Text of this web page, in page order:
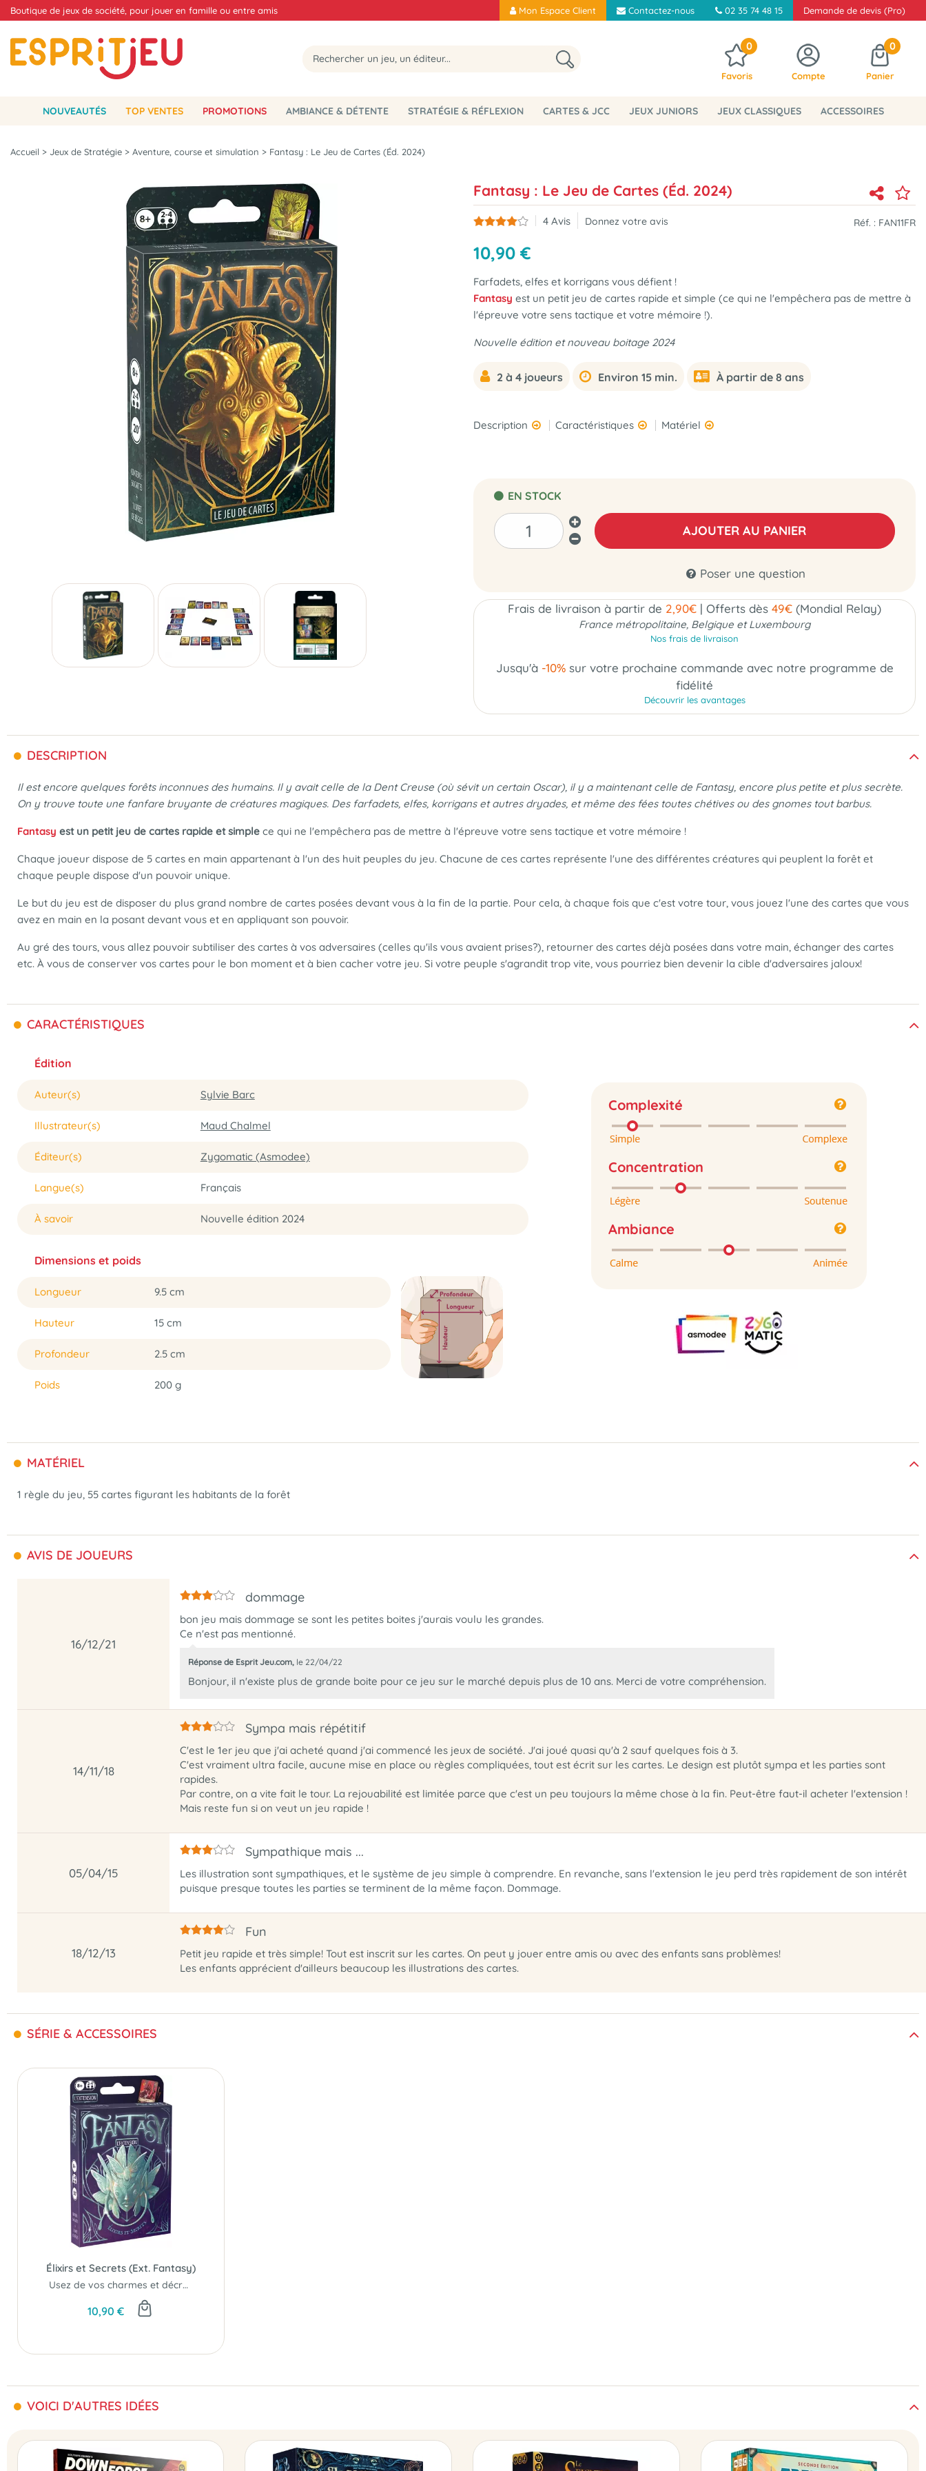
Boutique de jeux de société, pour jouer en famille ou entre amis Mon Espace Client Contactez-nous 02 35 74 48 15 Demande de devis (Pro)
0
Favoris Compte
0
Panier
NOUVEAUTÉS TOP VENTES PROMOTIONS AMBIANCE & DÉTENTE STRATÉGIE & RÉFLEXION CARTES & JCC JEUX JUNIORS JEUX CLASSIQUES ACCESSOIRES
Accueil > Jeux de Stratégie > Aventure, course et simulation > Fantasy : Le Jeu de Cartes (Éd. 2024)
Fantasy : Le Jeu de Cartes (Éd. 2024)
4 Avis Donnez votre avis Réf. : FAN11FR
10,90 €
Farfadets, elfes et korrigans vous défient !
Fantasy est un petit jeu de cartes rapide et simple (ce qui ne l'empêchera pas de mettre à
l'épreuve votre sens tactique et votre mémoire !).
Nouvelle édition et nouveau boitage 2024
2 à 4 joueurs Environ 15 min. À partir de 8 ans
Description Caractéristiques Matériel
EN STOCK
AJOUTER AU PANIER
Poser une question
Frais de livraison à partir de 2,90€ | Offerts dès 49€ (Mondial Relay)
France métropolitaine, Belgique et Luxembourg
Nos frais de livraison
Jusqu'à -10%sur votre prochaine commande avec notre programme de
fidélité
Découvrir les avantages
DESCRIPTION
Il est encore quelques forêts inconnues des humains. Il y avait celle de la Dent Creuse (où sévit un certain Oscar), il y a maintenant celle de Fantasy, encore plus petite et plus secrète.
On y trouve toute une fanfare bruyante de créatures magiques. Des farfadets, elfes, korrigans et autres dryades, et même des fées toutes chétives ou des gnomes tout barbus.
Fantasy est un petit jeu de cartes rapide et simple ce qui ne l'empêchera pas de mettre à l'épreuve votre sens tactique et votre mémoire !
Chaque joueur dispose de 5 cartes en main appartenant à l'un des huit peuples du jeu. Chacune de ces cartes représente l'une des différentes créatures qui peuplent la forêt et
chaque peuple dispose d'un pouvoir unique.
Le but du jeu est de disposer du plus grand nombre de cartes posées devant vous à la fin de la partie. Pour cela, à chaque fois que c'est votre tour, vous jouez l'une des cartes que vous
avez en main en la posant devant vous et en appliquant son pouvoir.
Au gré des tours, vous allez pouvoir subtiliser des cartes à vos adversaires (celles qu'ils vous avaient prises?), retourner des cartes déjà posées dans votre main, échanger des cartes
etc. À vous de conserver vos cartes pour le bon moment et à bien cacher votre jeu. Si votre peuple s'agrandit trop vite, vous pourriez bien devenir la cible d'adversaires jaloux!
CARACTÉRISTIQUES
Édition
Auteur(s) Sylvie Barc
Illustrateur(s) Maud Chalmel
Éditeur(s) Zygomatic (Asmodee)
Langue(s) Français
À savoir Nouvelle édition 2024
Dimensions et poids
Longueur 9.5 cm
Hauteur 15 cm
Profondeur 2.5 cm
Poids 200 g
Complexité
Concentration
Ambiance
MATÉRIEL
1 règle du jeu, 55 cartes figurant les habitants de la forêt
AVIS DE JOUEURS
16/12/21
dommage
bon jeu mais dommage se sont les petites boites j'aurais voulu les grandes.
Ce n'est pas mentionné.
Réponse de Esprit Jeu.com, le 22/04/22
Bonjour, il n'existe plus de grande boite pour ce jeu sur le marché depuis plus de 10 ans. Merci de votre compréhension.
14/11/18
Sympa mais répétitif
C'est le 1er jeu que j'ai acheté quand j'ai commencé les jeux de société. J'ai joué quasi qu'à 2 sauf quelques fois à 3.
C'est vraiment ultra facile, aucune mise en place ou règles compliquées, tout est écrit sur les cartes. Le design est plutôt sympa et les parties sont
rapides.
Par contre, on a vite fait le tour. La rejouabilité est limitée parce que c'est un peu toujours la même chose à la fin. Peut-être faut-il acheter l'extension !
Mais reste fun si on veut un jeu rapide !
05/04/15
Sympathique mais ...
Les illustration sont sympathiques, et le système de jeu simple à comprendre. En revanche, sans l'extension le jeu perd très rapidement de son intérêt
puisque presque toutes les parties se terminent de la même façon. Dommage.
18/12/13
Fun
Petit jeu rapide et très simple! Tout est inscrit sur les cartes. On peut y jouer entre amis ou avec des enfants sans problèmes!
Les enfants apprécient d'ailleurs beaucoup les illustrations des cartes.
SÉRIE & ACCESSOIRES
Élixirs et Secrets (Ext. Fantasy)
Usez de vos charmes et décrochez le titre de grand mestre sylvestre !
10,90 €
VOICI D'AUTRES IDÉES